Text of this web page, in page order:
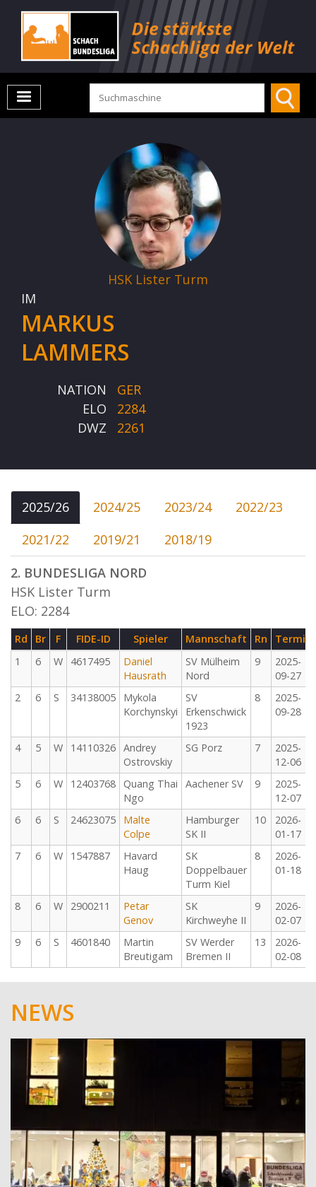
HSK Lister Turm
IM
MARKUS
LAMMERS
NATION
GER
ELO
2284
DWZ
2261
2025/26 2024/25 2023/24
2022/23
2021/22
2019/21
2018/19
2. BUNDESLIGA NORD
HSK Lister Turm
ELO: 2284
Rd Br F FIDE-ID Spieler Mannschaft Rn
Termin
1
6 W 4617495
Daniel
Hausrath
SV Mülheim
Nord
9
2025-
09-27
2
6 S 34138005
Mykola
Korchynskyi
SV
Erkenschwick
1923
8
2025-
09-28
4 5 W 14110326 Andrey
Ostrovskiy
SG Porz 7
2025-
12-06
5
6 W 12403768 Quang Thai
Ngo
Aachener SV 9
2025-
12-07
6
6 S 24623075
Malte
Colpe
Hamburger
SK II
10
2026-
01-17
7
6 W 1547887
Havard
Haug
SK
Doppelbauer
Turm Kiel
8
2026-
01-18
8 6 W 2900211
Petar
Genov
SK
Kirchweyhe II
9
2026-
02-07
9
6 S 4601840
Martin
Breutigam
SV Werder
Bremen II
13
2026-
02-08
NEWS